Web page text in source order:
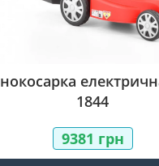
1844
9381 грн